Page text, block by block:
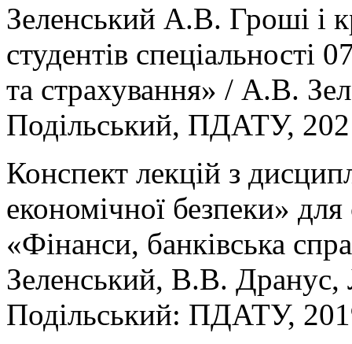
Зеленський А.В. Гроші і
студентів спеціальності
та страхування» / А.В.
Подільський, ПДАТУ,
Конспект лекцій з
економічної безпеки» для
«Фінанси, банківська
Зеленський, В.В.
Подільський: ПДАТУ,